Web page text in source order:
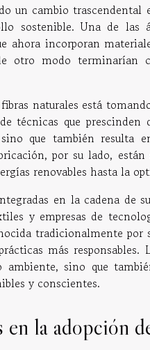
un cambio trascendental
sostenible. Una de
ahora incorporan
otro modo terminarían
naturales está
técnicas que
que también resulta
por su lado,
renovables hasta la
en la cadena de
y empresas de
tradicionalmente por
más
sino que
y conscientes.
la adopción